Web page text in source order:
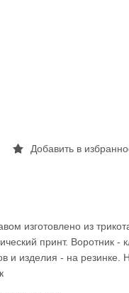
Добавить в
изготовлено из
принт. Воротник -
и изделия - на резинке.